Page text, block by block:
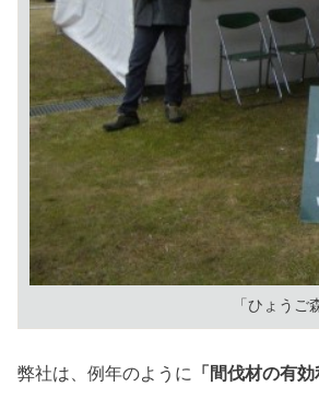
「ひょう
弊社は、例年のように 「間伐材の有